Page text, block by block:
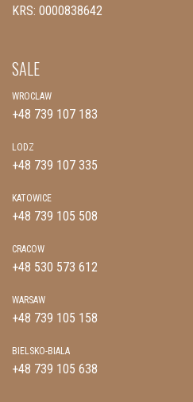
KRS: 0000838642
SALE
WROCLAW
+48 739 107 183
LODZ
+48 739 107 335
KATOWICE
+48 739 105 508
CRACOW
+48 530 573 612
WARSAW
+48 739 105 158
BIELSKO-BIALA
+48 739 105 638